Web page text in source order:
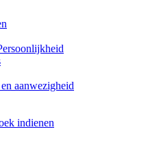
aanwezigheid
indienen